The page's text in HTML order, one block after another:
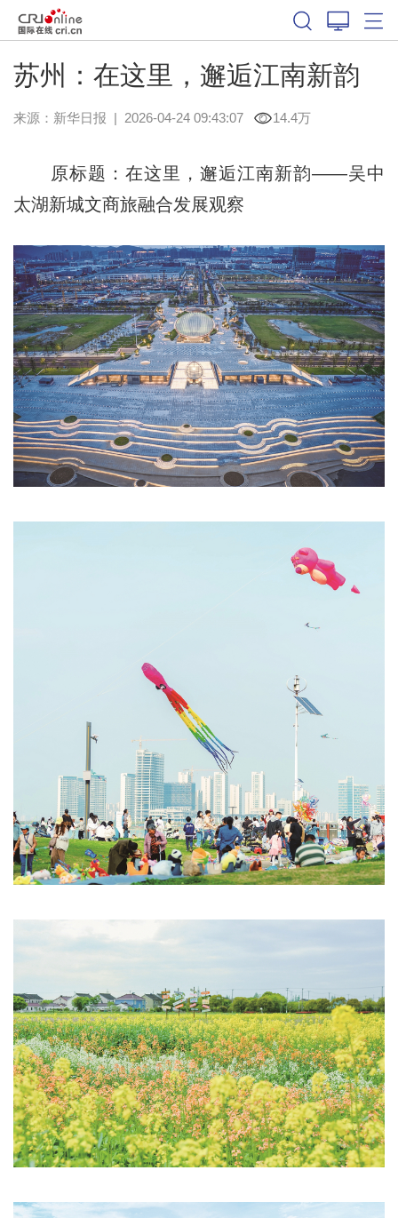
苏州：在这里，邂逅江南新韵
来源： 新华日报 | 2026-04-24 09:43:07 14.4万
原标题：在这里，邂逅江南新韵——吴中
太湖新城文商旅融合发展观察